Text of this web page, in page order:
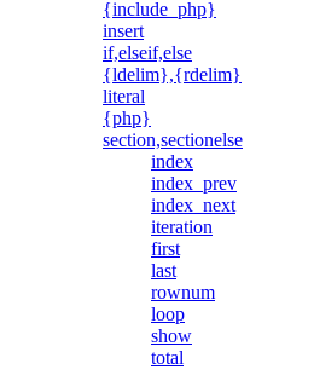
{include_php}
insert
if,elseif,else
{ldelim},{rdelim}
literal
{php}
section,sectionelse
index
index_prev
index_next
iteration
first
last
rownum
loop
show
total